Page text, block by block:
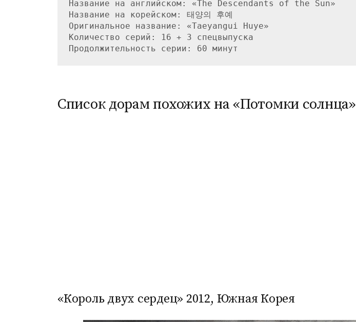
Название на английском: «The Descendants of the Sun»
Название на корейском: 태양의 후예
Оригинальное название: «Taeyangui Huye»
Количество серий: 16 + 3 спецвыпуска
Список дорам похожих на «Потомки солнца»
«Король двух сердец» 2012, Южная Корея